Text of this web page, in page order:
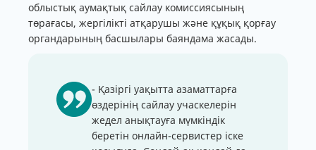
облыстық аумақтық сайлау комиссиясының
төрағасы, жергілікті атқарушы және құқық қорғау
органдарының басшылары баяндама жасады.
- Қазіргі уақытта азаматтарға
өздерінің сайлау учаскелерін
жедел анықтауға мүмкіндік
беретін онлайн-сервистер іске